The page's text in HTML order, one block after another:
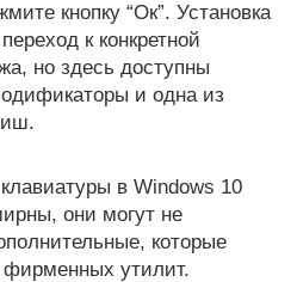
кнопку “Ок”. Установка
к конкретной
но здесь доступны
и одна из
в Windows 10
они могут не
которые
утилит.